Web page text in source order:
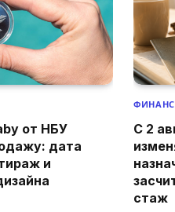
от НБУ
дата
и
С 2
стаж